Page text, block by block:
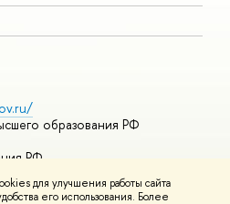
для улучшения работы сайта
его использования. Более
образования РФ
РФ
курсы